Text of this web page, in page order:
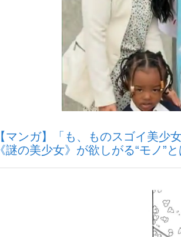
「キオクシアの投資の桁は一つ多くてもい
終戦から81年
【マンガ】「も、ものスゴイ美
《謎の美少女》が欲しがる“モノ”と